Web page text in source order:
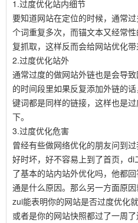
1.过度优化站内细节
要知道网站在定位的时候，通常
个词重复多次，而锚文本又经常
复抓取，这样反而会给网站优化带
2.过度优化站外
通常过度的做网站外链也是会导
的时间段里如果反复添加外链的
键词都是同样的链接，这样也是
下。
3.过度优化危害
曾经有些做网络优化的朋友问到
好时坏，好不容易上到了首页，
了基本的站内站外优化吗，他都
通是什么原因。那么另一方面原因
zui能表明你的网站是否过度优化
或者是你的网站快照都过了一周